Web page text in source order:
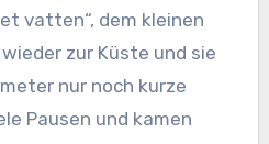
vatten“, dem kleinen
zur Küste und sie
nur noch kurze
Pausen und kamen